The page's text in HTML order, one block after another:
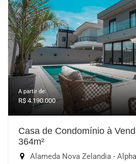
A partir de:
R$ 4.190.000
Casa de Condomínio à
364m²
Alameda Nova Zelandia - Alphaville Nova